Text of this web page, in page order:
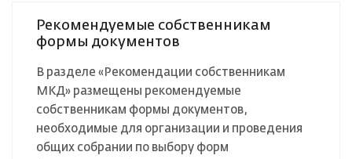
Рекомендуемые собственникам
формы документов
В разделе «Рекомендации собственникам
МКД» размещены рекомендуемые
собственникам формы документов,
необходимые для организации и проведения
общих собрании по выбору форм